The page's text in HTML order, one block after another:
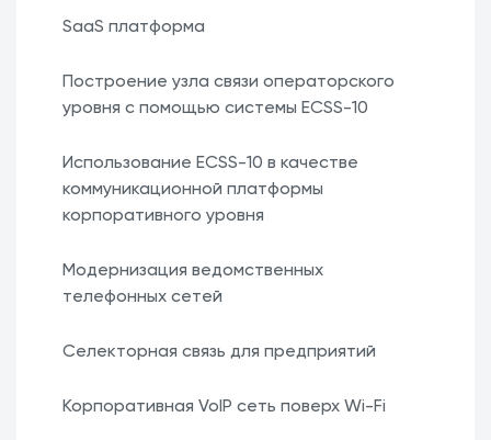
SaaS платформа
Построение узла связи операторского
уровня с помощью системы ECSS-10
Использование ECSS-10 в качестве
коммуникационной платформы
корпоративного уровня
Модернизация ведомственных
телефонных сетей
Селекторная связь для предприятий
Корпоративная VoIP сеть поверх Wi-Fi